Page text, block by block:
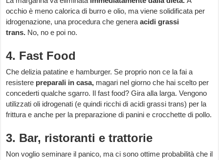
occhio è meno calorica di burro e olio, ma viene solidificata per
idrogenazione, una procedura che generaacidi grassi
trans. No, no e poi no.
4. Fast Food
Che delizia patatine e hamburger. Se proprio non ce la fai a
resistere preparali in casa, magari nel giorno che hai scelto per
concederti qualche sgarro. Il fast food? Gira alla larga. Vengono
utilizzati oli idrogenati (e quindi ricchi di acidi grassi trans) per la
frittura e anche per la preparazione di panini e crocchette di pollo.
3. Bar, ristoranti e trattorie
Non voglio seminare il panico, ma ci sono ottime probabilità che il